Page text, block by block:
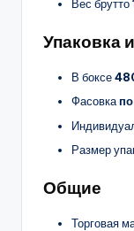
Вес брутто
Упаковка
В боксе
Фасовкапо
Размер
Общие
Торговая